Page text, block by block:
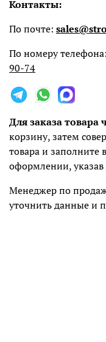
Контакты:
По почте:
По номеру телефона:
90-74
Для заказа товара
корзину, затем
товара и заполните
оформлении,
Менеджер по
уточнить данные и